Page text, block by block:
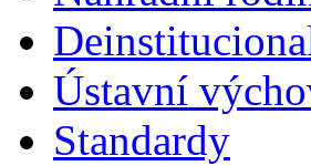
Ústavní
Standardy